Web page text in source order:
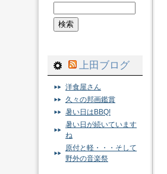
上田ブログ
洋食屋さん
久々の邦画鑑賞
暑い日はBBQ!
暑い日が続いています
ね
原付と軽・・・そして
野外の音楽祭